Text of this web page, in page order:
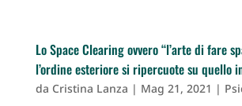
Lo Space Clearing ovvero “l’arte di fare
l’ordine esteriore si ripercuote su quello
daCristina Lanza | Mag 21, 2021 |